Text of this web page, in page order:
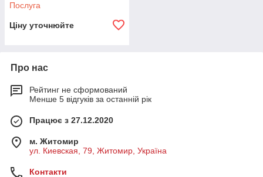
Послуга
Ціну уточнюйте
Про нас
Рейтинг не сформований
Менше 5 відгуків за останній рік
Працює з 27.12.2020
м. Житомир
ул. Киевская, 79, Житомир, Україна
Контакти